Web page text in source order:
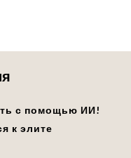
с помощью ИИ!
к элите